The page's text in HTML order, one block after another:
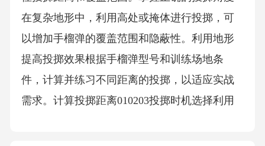
在复杂地形中，利用高处或掩体进行投掷，可
以增加手榴弹的覆盖范围和隐蔽性。利用地形
提高投掷效果根据手榴弹型号和训练场地条
件，计算并练习不同距离的投掷，以适应实战
需求。计算投掷距离010203投掷时机选择利用